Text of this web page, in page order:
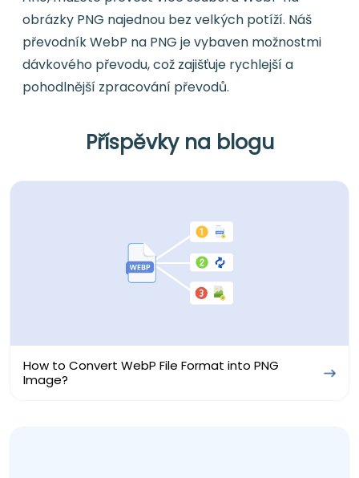
obrázky PNG najednou bez velkých potíží. Náš
převodník WebP na PNG je vybaven možnostmi
dávkového převodu, což zajišťuje rychlejší a
pohodlnější zpracování převodů.
Příspěvky na blogu
How to Convert WebP File Format into PNG
Image?